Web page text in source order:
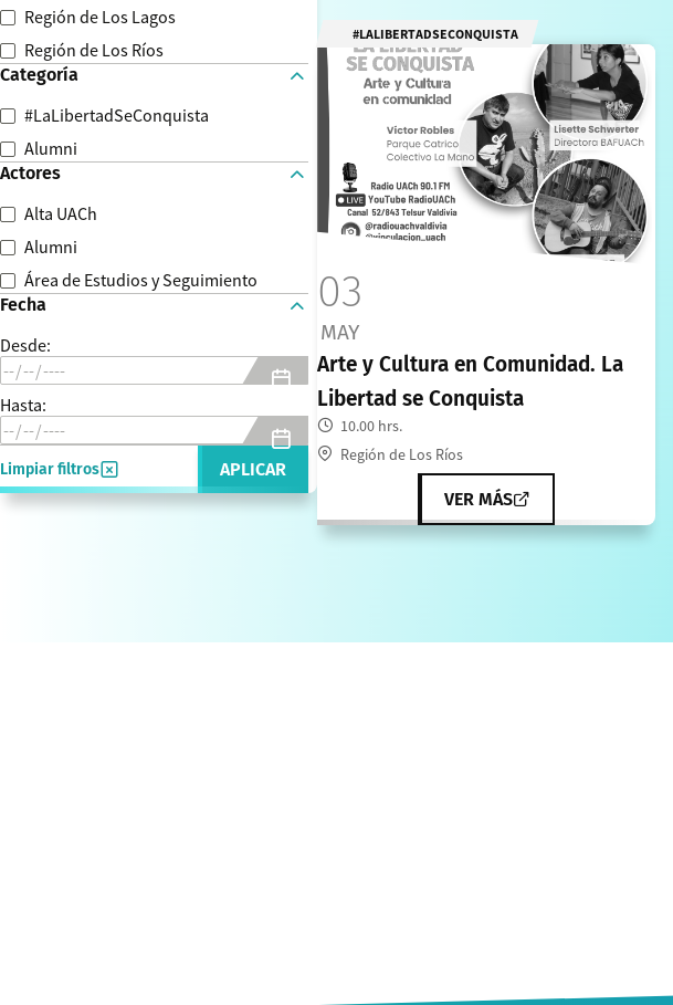
Región de Los Lagos
Región de Los Ríos
Categoría
#LaLibertadSeConquista
Alumni
Actores
Alta UACh
Alumni
Área de Estudios y Seguimiento
Fecha
Desde:
Hasta:
Limpiar filtros APLICAR
#LALIBERTADSECONQUISTA
03
MAY
Arte y Cultura en Comunidad. La
Libertad se Conquista
10.00 hrs.
Región de Los Ríos
VER MÁS